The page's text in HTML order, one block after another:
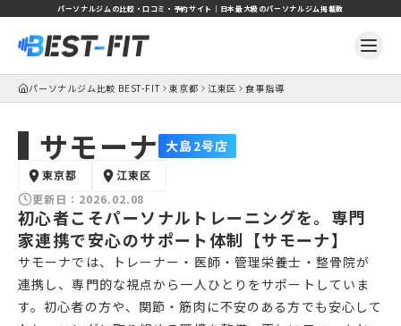
パーソナルジムの比較・口コミ・予約サイト｜日本最大級のパーソナルジム掲載数
パーソナルジム比較 BEST-FIT 東京都 江東区 食事指導
サモーナ 大島2号店
東京都
江東区
更新日： 2026.02.08
初心者こそパーソナルトレーニングを。専門
家連携で安心のサポート体制【サモーナ】
サモーナでは、トレーナー・医師・管理栄養士・整骨院が
連携し、専門的な視点から一人ひとりをサポートしていま
す。初心者の方や、関節・筋肉に不安のある方でも安心して